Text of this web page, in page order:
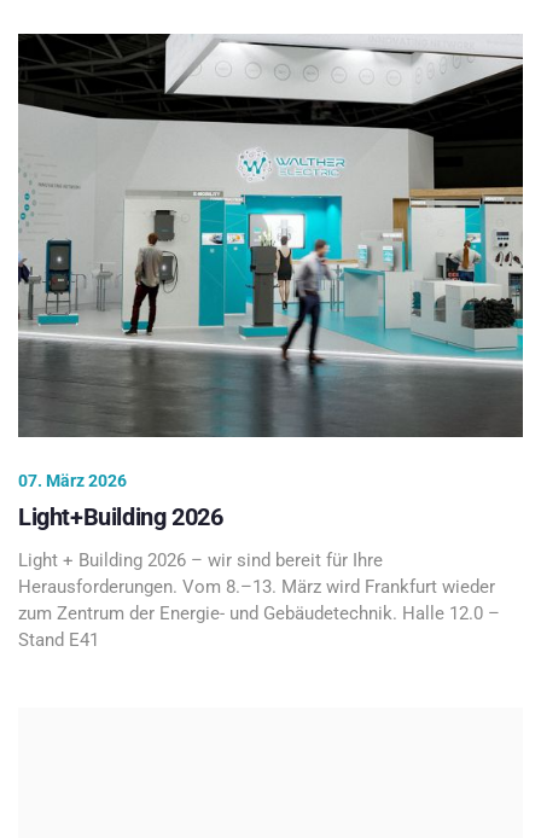
07. März 2026
Light+Building 2026
Light + Building 2026 – wir sind bereit für Ihre
Herausforderungen. Vom 8.–13. März wird Frankfurt wieder
zum Zentrum der Energie- und Gebäudetechnik. Halle 12.0 –
Stand E41